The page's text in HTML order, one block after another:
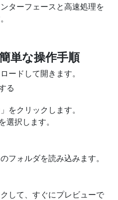
ターフェースと高速処理を
単な操作手順
ードして開きます。
をクリックします。
選択します。
フォルダを読み込みます。
して、すぐにプレビューで